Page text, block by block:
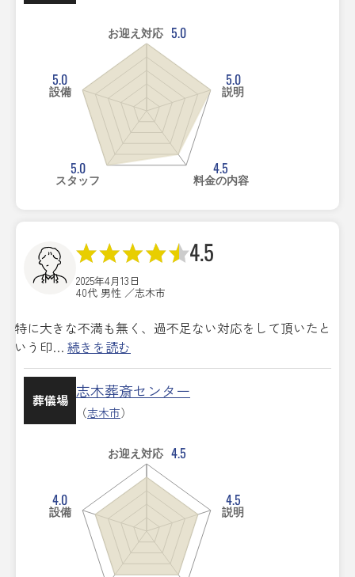
お迎え対応 5.0
5.0
説明
4.5
料金の内容
5.0
スタッフ
5.0
設備
4.5
2025年4月13日
40代 男性 ／志木市
特に大きな不満も無く、過不足ない対応をして頂いたと
いう印… 続きを読む
葬儀場 志木葬斎センター
（志木市）
お迎え対応 4.5
4.5
説明
4.0
設備